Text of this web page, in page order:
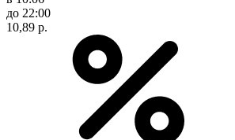
до 22:00
10,89 р.